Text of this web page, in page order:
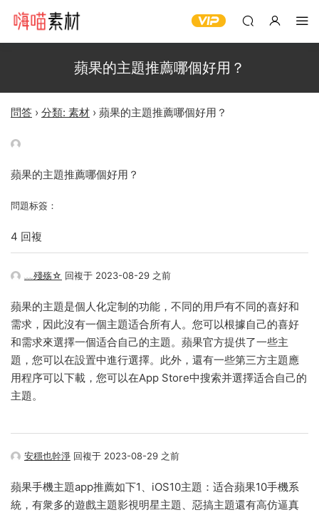
蘋果的主題推薦哪個好用？
問答 › 分類: 素材 › 蘋果的主題推薦哪個好用？
蘋果的主題推薦哪個好用？
問題标簽：
4 回複
﹏殘殇☆ 回複于 2023-08-29 之前
蘋果的主題是個人化定制的功能，不同的用戶有不同的喜好和
需求，因此沒有一個主題适合所有人。您可以根據自己的喜好
和需求來選擇一個适合自己的主題。蘋果官方提供了一些主
題，您可以在設置中進行選擇。此外，還有一些第三方主題應
用程序可以下載，您可以在App Store中搜索并選擇适合自己的
主題。
安穩也幹淨 回複于 2023-08-29 之前
蘋果手機主題app推薦如下1、iOS10主題：适合蘋果10手機系
統，有衆多的遊戲主題影視明星主題、惡搞主題還有高仿逼真